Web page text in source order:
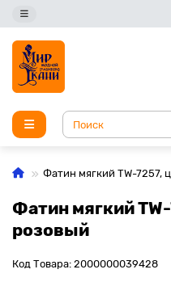
Фатин мягкий TW-7257,
Фатин мягкий
розовый
Код Товара: 2000000039428